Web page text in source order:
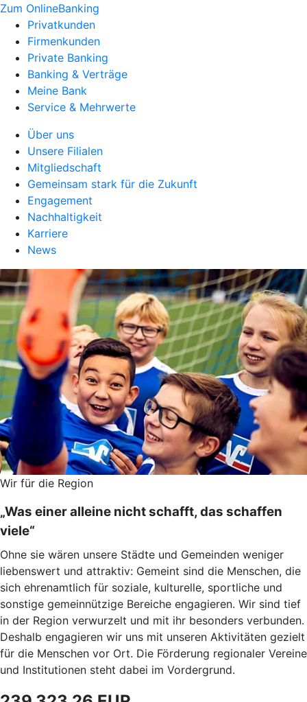
Zum OnlineBanking
Privatkunden
Firmenkunden
Private Banking
Banking & Verträge
Meine Bank
Service & Mehrwerte
Über uns
Unsere Filialen
Mitgliedschaft
Gemeinsam stark für die Zukunft
Engagement
Nachhaltigkeit
Karriere
News
Wir für die Region
„Was einer alleine nicht schafft, das schaffen
viele“
Ohne sie wären unsere Städte und Gemeinden weniger
liebenswert und attraktiv: Gemeint sind die Menschen, die
sich ehrenamtlich für soziale, kulturelle, sportliche und
sonstige gemeinnützige Bereiche engagieren. Wir sind tief
in der Region verwurzelt und mit ihr besonders verbunden.
Deshalb engagieren wir uns mit unseren Aktivitäten gezielt
für die Menschen vor Ort. Die Förderung regionaler Vereine
und Institutionen steht dabei im Vordergrund.